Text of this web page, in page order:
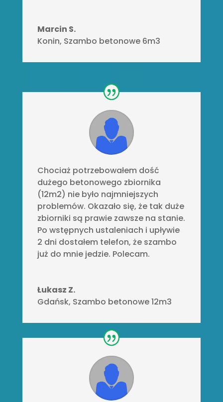
Marcin S.
Konin, Szambo betonowe 6m3
Chociaż potrzebowałem dość
dużego betonowego zbiornika
(12m2) nie było najmniejszych
problemów. Okazało się, że tak duże
zbiorniki są prawie zawsze na stanie.
Po wstępnych ustaleniach i upływie
2 dni dostałem telefon, że szambo
już do mnie jedzie. Polecam.
Łukasz Z.
Gdańsk, Szambo betonowe 12m3